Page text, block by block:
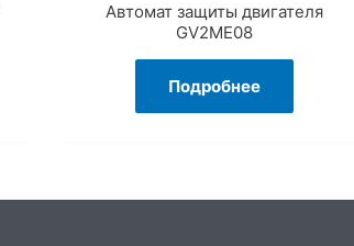
Автомат защиты двигателя
GV2ME08
Подробнее